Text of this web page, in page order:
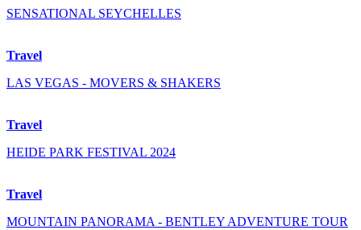
SENSATIONAL SEYCHELLES
Travel
LAS VEGAS - MOVERS & SHAKERS
Travel
HEIDE PARK FESTIVAL 2024
Travel
MOUNTAIN PANORAMA - BENTLEY ADVENTURE TOUR